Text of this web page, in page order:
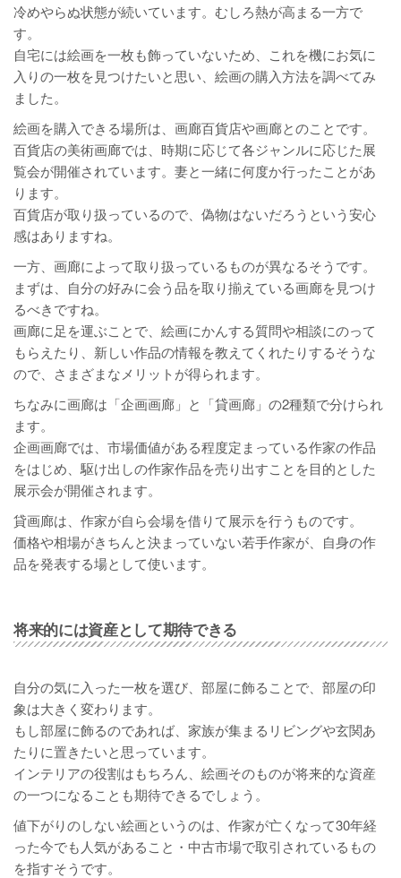
冷めやらぬ状態が続いています。むしろ熱が高まる一方で
す。
自宅には絵画を一枚も飾っていないため、これを機にお気に
入りの一枚を見つけたいと思い、絵画の購入方法を調べてみ
ました。
絵画を購入できる場所は、画廊百貨店や画廊とのことです。
百貨店の美術画廊では、時期に応じて各ジャンルに応じた展
覧会が開催されています。妻と一緒に何度か行ったことがあ
ります。
百貨店が取り扱っているので、偽物はないだろうという安心
感はありますね。
一方、画廊によって取り扱っているものが異なるそうです。
まずは、自分の好みに会う品を取り揃えている画廊を見つけ
るべきですね。
画廊に足を運ぶことで、絵画にかんする質問や相談にのって
もらえたり、新しい作品の情報を教えてくれたりするそうな
ので、さまざまなメリットが得られます。
ちなみに画廊は「企画画廊」と「貸画廊」の2種類で分けられ
ます。
企画画廊では、市場価値がある程度定まっている作家の作品
をはじめ、駆け出しの作家作品を売り出すことを目的とした
展示会が開催されます。
貸画廊は、作家が自ら会場を借りて展示を行うものです。
価格や相場がきちんと決まっていない若手作家が、自身の作
品を発表する場として使います。
将来的には資産として期待できる
自分の気に入った一枚を選び、部屋に飾ることで、部屋の印
象は大きく変わります。
もし部屋に飾るのであれば、家族が集まるリビングや玄関あ
たりに置きたいと思っています。
インテリアの役割はもちろん、絵画そのものが将来的な資産
の一つになることも期待できるでしょう。
値下がりのしない絵画というのは、作家が亡くなって30年経
った今でも人気があること・中古市場で取引されているもの
を指すそうです。